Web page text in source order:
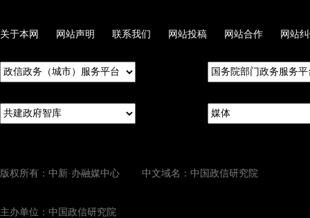
关于本网 网站声明 联系我们 网站投稿 网站合作 网站
版权所有：中新·办融媒中心 中文域名：中国政信研究院
主办单位：中国政信研究院